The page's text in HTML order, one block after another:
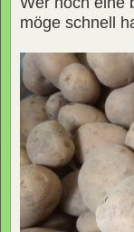
möge schnell